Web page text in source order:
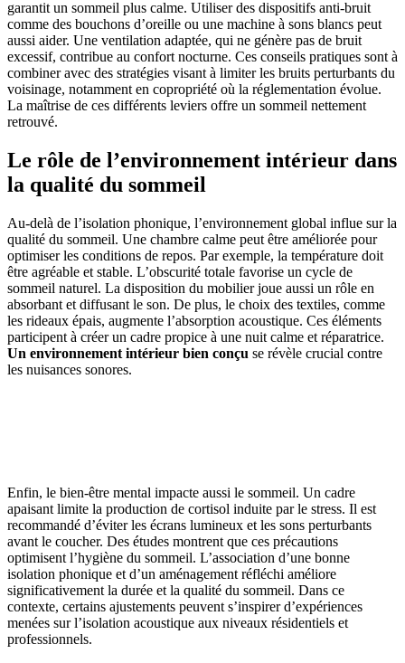
garantit un sommeil plus calme. Utiliser des dispositifs anti-bruit
comme des bouchons d’oreille ou une machine à sons blancs peut
aussi aider. Une ventilation adaptée, qui ne génère pas de bruit
excessif, contribue au confort nocturne. Ces conseils pratiques sont à
combiner avec des stratégies visant à limiter les bruits perturbants du
voisinage, notamment en copropriété où la réglementation évolue.
La maîtrise de ces différents leviers offre un sommeil nettement
retrouvé.
Le rôle de l’environnement intérieur dans
la qualité du sommeil
Au-delà de l’isolation phonique, l’environnement global influe sur la
qualité du sommeil. Une chambre calme peut être améliorée pour
optimiser les conditions de repos. Par exemple, la température doit
être agréable et stable. L’obscurité totale favorise un cycle de
sommeil naturel. La disposition du mobilier joue aussi un rôle en
absorbant et diffusant le son. De plus, le choix des textiles, comme
les rideaux épais, augmente l’absorption acoustique. Ces éléments
participent à créer un cadre propice à une nuit calme et réparatrice.
Un environnement intérieur bien conçu se révèle crucial contre
les nuisances sonores.
Enfin, le bien-être mental impacte aussi le sommeil. Un cadre
apaisant limite la production de cortisol induite par le stress. Il est
recommandé d’éviter les écrans lumineux et les sons perturbants
avant le coucher. Des études montrent que ces précautions
optimisent l’hygiène du sommeil. L’association d’une bonne
isolation phonique et d’un aménagement réfléchi améliore
significativement la durée et la qualité du sommeil. Dans ce
contexte, certains ajustements peuvent s’inspirer d’expériences
menées sur l’isolation acoustique aux niveaux résidentiels et
professionnels.